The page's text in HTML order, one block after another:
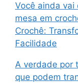
Você ainda vai
mesa em
Crochê:
Facilidade
A verdade por
que podem